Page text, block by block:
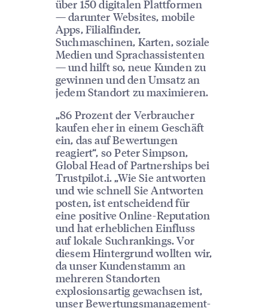
über 150 digitalen Plattformen
— darunter Websites, mobile
Apps, Filialfinder,
Suchmaschinen, Karten, soziale
Medien und Sprachassistenten
— und hilft so, neue Kunden zu
gewinnen und den Umsatz an
jedem Standort zu maximieren.
„86 Prozent der Verbraucher
kaufen eher in einem Geschäft
ein, das auf Bewertungen
reagiert“, so Peter Simpson,
Global Head of Partnerships bei
Trustpilot.i. „Wie Sie antworten
und wie schnell Sie Antworten
posten, ist entscheidend für
eine positive Online-Reputation
und hat erheblichen Einfluss
auf lokale Suchrankings. Vor
diesem Hintergrund wollten wir,
da unser Kundenstamm an
mehreren Standorten
explosionsartig gewachsen ist,
unser Bewertungsmanagement-